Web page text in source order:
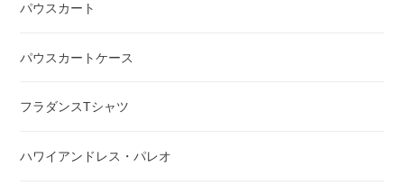
パウスカート
パウスカートケース
フラダンスTシャツ
ハワイアンドレス・パレオ